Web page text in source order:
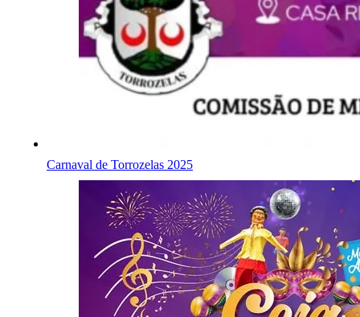
Carnaval de Torrozelas 2025